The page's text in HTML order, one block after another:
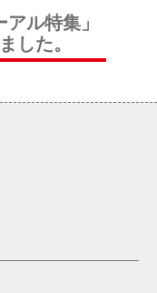
ル特集」
した。